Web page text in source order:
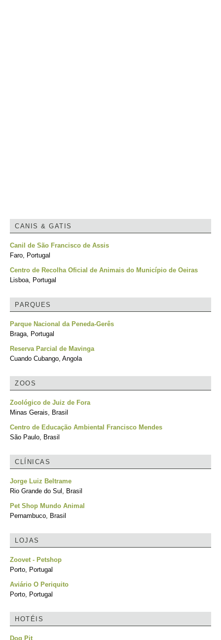
CANIS & GATIS
Canil de São Francisco de Assis
Faro, Portugal
Centro de Recolha Oficial de Animais do Município de Oeiras
Lisboa, Portugal
PARQUES
Parque Nacional da Peneda-Gerês
Braga, Portugal
Reserva Parcial de Mavinga
Cuando Cubango, Angola
ZOOS
Zoológico de Juiz de Fora
Minas Gerais, Brasil
Centro de Educação Ambiental Francisco Mendes
São Paulo, Brasil
CLÍNICAS
Jorge Luiz Beltrame
Rio Grande do Sul, Brasil
Pet Shop Mundo Animal
Pernambuco, Brasil
LOJAS
Zoovet - Petshop
Porto, Portugal
Aviário O Periquito
Porto, Portugal
HOTÉIS
Dog Pit